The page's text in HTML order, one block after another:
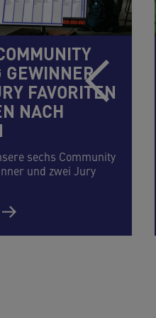
GEWINNER
FAVORITEN
NACH
sechs Community
und zwei Jury